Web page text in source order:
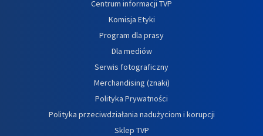
Centrum informacji TVP
Komisja Etyki
Program dla prasy
Dla mediów
Serwis fotograficzny
Merchandising (znaki)
Polityka Prywatności
Polityka przeciwdziałania nadużyciom i korupcji
Sklep TVP